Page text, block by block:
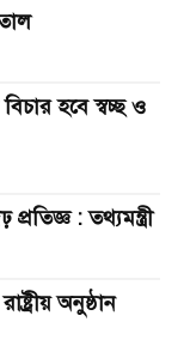
হবে স্বচ্ছ ও
: তথ্যমন্ত্রী
অনুষ্ঠান